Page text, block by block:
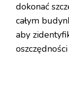
dokonać
całym
aby